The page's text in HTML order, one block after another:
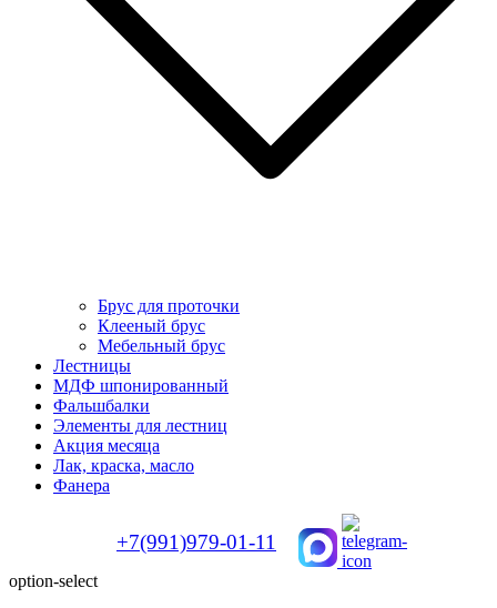
Брус для проточки
Клееный брус
Мебельный брус
Лестницы
МДФ шпонированный
Фальшбалки
Элементы для лестниц
Акция месяца
Лак, краска, масло
Фанера
+7(991)979-01-11
option-select